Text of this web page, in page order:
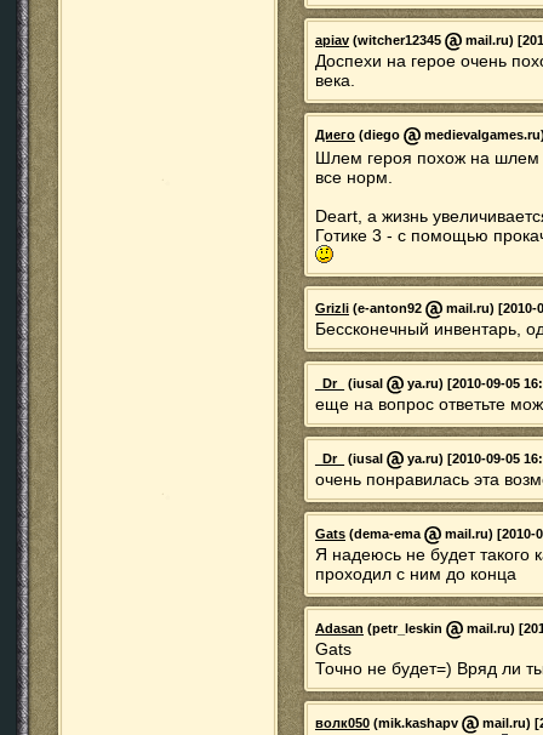
apiav (witcher12345 mail.ru)
Доспехи на герое очень
века.
Диего (diego
Шлем героя похож на
все норм.
Deart, а жизнь
Готике 3 - с помощью
Grizli (e-anton92 mail.ru) [2010-
Бессконечный инвентарь,
_Dr_ (iusal ya.ru) [2010-09-05
еще на вопрос ответьте
_Dr_ (iusal ya.ru) [2010-09-05
очень понравилась эта
Gats (dema-ema mail.ru) [2010-
Я надеюсь не будет такого
проходил с ним до конца
Adasan (petr_leskin mail.ru)
Gats
Точно не будет=) Вряд ли
волк050 (mik.kashapv mail.ru)